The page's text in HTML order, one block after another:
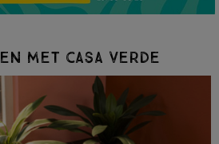
met casa verde